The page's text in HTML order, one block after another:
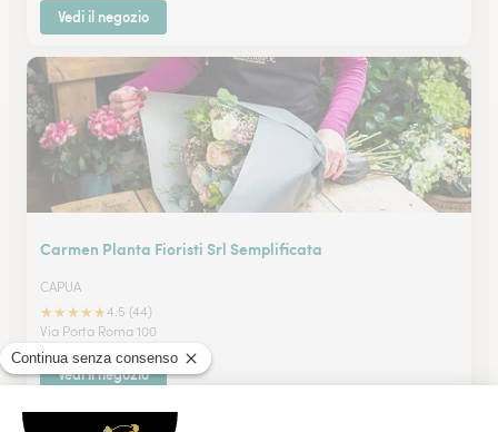
Vedi il negozio
Carmen Planta Fioristi Srl Semplificata
CAPUA
★★★★★4.5 (44)
Via Porta Roma 100
Vedi il negozio